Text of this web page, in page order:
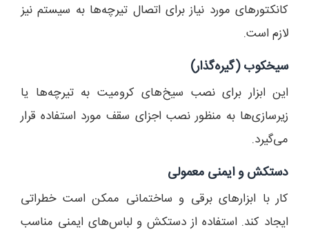
کانکتورهای مورد نیاز برای اتصال تیرچه‌ها به سیستم نیز
لازم است.
سیخکوب (گیره‌گذار)
این ابزار برای نصب سیخ‌های کرومیت به تیرچه‌ها یا
زیرسازی‌ها به منظور نصب اجزای سقف مورد استفاده قرار
می‌گیرد.
دستکش و ایمنی معمولی
کار با ابزارهای برقی و ساختمانی ممکن است خطراتی
ایجاد کند. استفاده از دستکش و لباس‌های ایمنی مناسب